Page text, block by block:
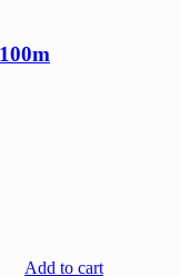
Add to cart